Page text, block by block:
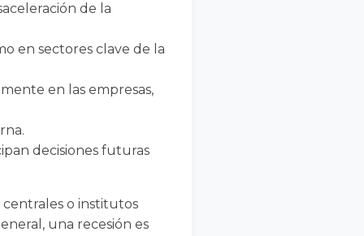
de la
en sectores clave de la
en las empresas,
decisiones futuras
centrales o institutos
una recesión es